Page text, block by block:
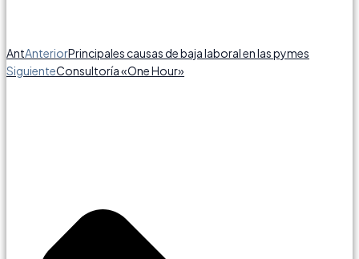
AntAnteriorPrincipales causas de baja laboral en las pymes
SiguienteConsultoría «One Hour»